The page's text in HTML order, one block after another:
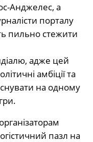
Анджелес, а
порталу
пильно стежити
адже цей
амбіції та
на одному
пазл на